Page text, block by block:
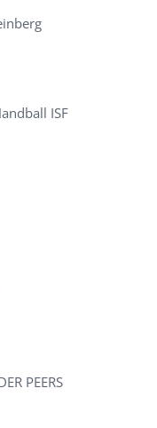
ISF
PEERS